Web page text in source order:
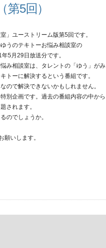
5回）
」ユーストリーム版第5回です。
うのテキトーお悩み相談室の
5月29日放送分です。
み相談室は、タレントの「ゆう」がみ
トーに解決するという番組です。
ので解決できないかもしれません。
別企画です。過去の番組内容の中から
されます。
のでしょうか。
いします。